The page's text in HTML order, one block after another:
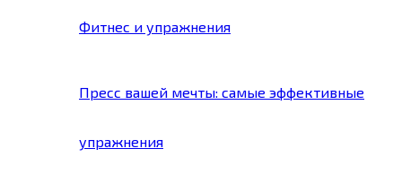
Фитнес и упражнения
Пресс вашей мечты: самые эффективные
упражнения